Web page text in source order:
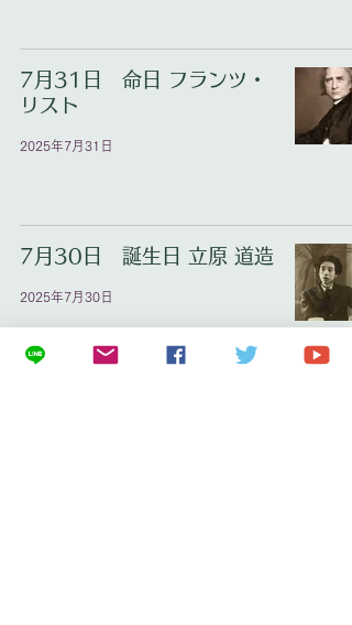
7月31日 命日 フランツ・
リスト
2025年7月31日
7月30日 誕生日 立原 道造
2025年7月30日